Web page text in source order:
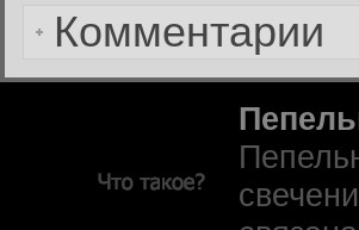
Комментарии